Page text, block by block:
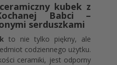
kubek z
Babci –
serduszkami
to nie tylko piękny, ale
codziennego użytku.
ceramiki, jest odporny